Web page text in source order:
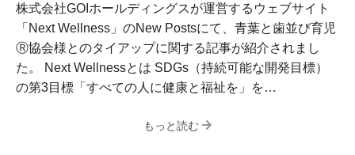
株式会社GOIホールディングスが運営するウェブサイト
「Next Wellness」のNew Postsにて、青葉と歯並び育児
Ⓡ協会様とのタイアップに関する記事が紹介されまし
た。 Next Wellnessとは SDGs（持続可能な開発目標）
の第3目標「すべての人に健康と福祉を」を…
もっと読む